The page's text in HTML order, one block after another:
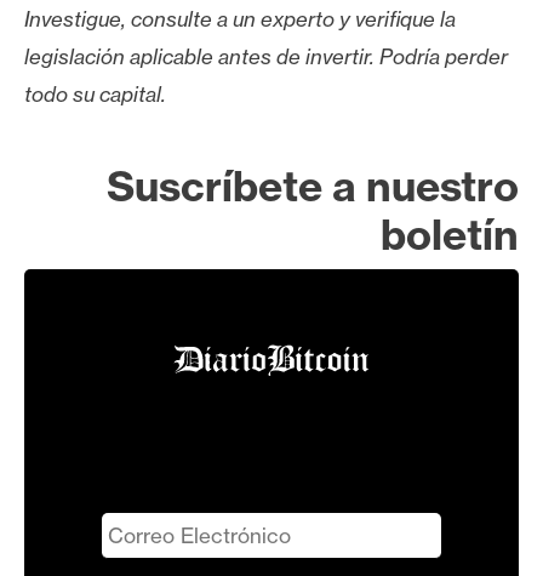
o
n
t
P
Investigue, consulte a un experto y verifique la
legislación aplicable antes de invertir. Podría perder
todo su capital.
Suscríbete a nuestro
boletín